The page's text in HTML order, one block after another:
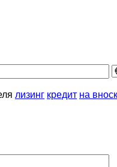
лизинг кредит на